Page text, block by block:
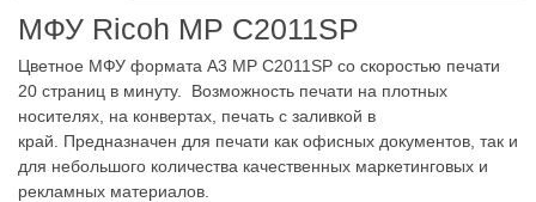
МФУ Ricoh MP C2011SP
Цветное МФУ формата A3 MP C2011SP со скоростью печати
20 страниц в минуту. Возможность печати на плотных
носителях, на конвертах, печать с заливкой в
край. Предназначен для печати как офисных документов, так и
для небольшого количества качественных маркетинговых и
рекламных материалов.